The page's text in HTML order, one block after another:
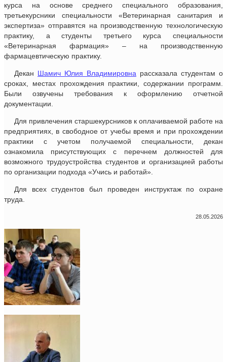
курса на основе среднего специального образования,
третьекурсники специальности «Ветеринарная санитария и
экспертиза» отправятся на производственную технологическую
практику, а студенты третьего курса специальности
«Ветеринарная фармация» – на производственную
фармацевтическую практику.
Декан Шамич Юлия Владимировна рассказала студентам о
сроках, местах прохождения практики, содержании программ.
Были озвучены требования к оформлению отчетной
документации.
Для привлечения старшекурсников к оплачиваемой работе на
предприятиях, в свободное от учебы время и при прохождении
практики с учетом получаемой специальности, декан
ознакомила присутствующих с перечнем должностей для
возможного трудоустройства студентов и организацией работы
по организации подхода «Учись и работай».
Для всех студентов был проведен инструктаж по охране
труда.
28.05.2026